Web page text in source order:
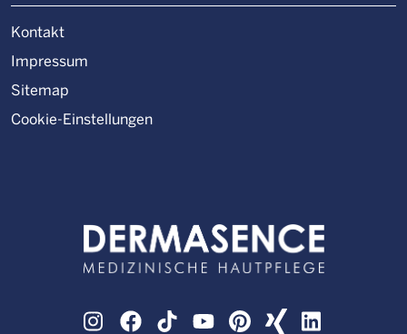
Kontakt
Impressum
Sitemap
Cookie-Einstellungen